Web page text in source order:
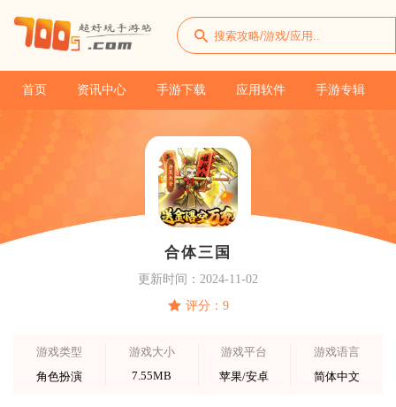
首页 资讯中心 手游下载 应用软件 手游专辑
合体三国
更新时间：2024-11-02
评分：9
游戏类型
角色扮演
游戏大小
7.55MB
游戏平台
苹果/安卓
游戏语言
简体中文